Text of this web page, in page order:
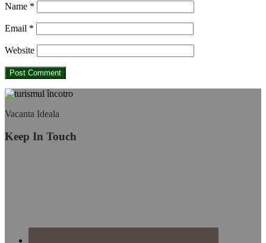
Name *
Email *
Website
Vacanta Ideala
Keep In Touch